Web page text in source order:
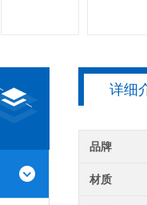
详细
品牌
材质